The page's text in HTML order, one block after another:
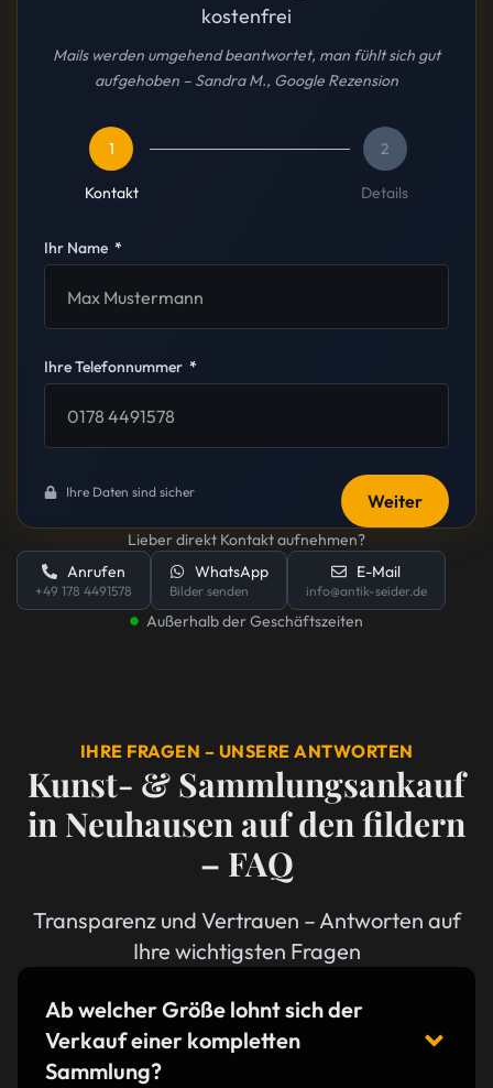
kostenfrei
Mails werden umgehend beantwortet, man fühlt sich gut
aufgehoben – Sandra M., Google Rezension
1
Kontakt
2
Details
Ihr Name
Ihre Telefonnummer
Weiter
Ihre Daten sind sicher
Lieber direkt Kontakt aufnehmen?
Anrufen
+49 178 4491578
WhatsApp
Bilder senden
E-Mail
info@antik-seider.de
Außerhalb der Geschäftszeiten
IHRE FRAGEN – UNSERE ANTWORTEN
Kunst- & Sammlungsankauf
in Neuhausen auf den fildern
– FAQ
Transparenz und Vertrauen – Antworten auf
Ihre wichtigsten Fragen
Ab welcher Größe lohnt sich der
Verkauf einer kompletten
Sammlung?